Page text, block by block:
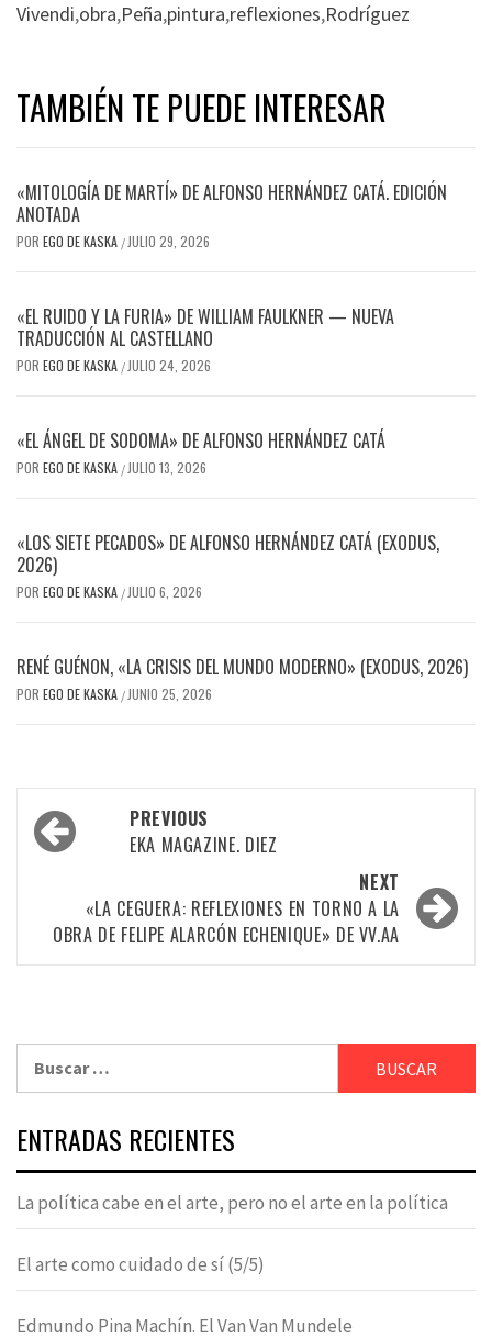
Vivendi,obra,Peña,pintura,reflexiones,Rodríguez
TAMBIÉN TE PUEDE INTERESAR
«MITOLOGÍA DE MARTÍ» DE ALFONSO HERNÁNDEZ CATÁ. EDICIÓN
ANOTADA
POR EGO DE KASKA / JULIO 29, 2026
«EL RUIDO Y LA FURIA» DE WILLIAM FAULKNER — NUEVA
TRADUCCIÓN AL CASTELLANO
POR EGO DE KASKA / JULIO 24, 2026
«EL ÁNGEL DE SODOMA» DE ALFONSO HERNÁNDEZ CATÁ
POR EGO DE KASKA / JULIO 13, 2026
«LOS SIETE PECADOS» DE ALFONSO HERNÁNDEZ CATÁ (EXODUS,
2026)
POR EGO DE KASKA / JULIO 6, 2026
RENÉ GUÉNON, «LA CRISIS DEL MUNDO MODERNO» (EXODUS, 2026)
POR EGO DE KASKA / JUNIO 25, 2026
Post
navigation
PREVIOUS
EKA MAGAZINE. DIEZ
NEXT
«LA CEGUERA: REFLEXIONES EN TORNO A LA
OBRA DE FELIPE ALARCÓN ECHENIQUE» DE VV.AA
ENTRADAS RECIENTES
La política cabe en el arte, pero no el arte en la política
El arte como cuidado de sí (5/5)
Edmundo Pina Machín. El Van Van Mundele